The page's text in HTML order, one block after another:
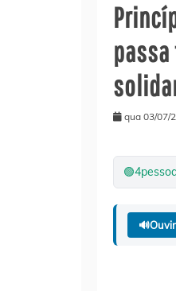
qua 03/07/
🟢4
🔊